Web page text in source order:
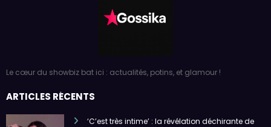
Le cœur du showbiz bat ici : actualités, potins, et glamour !
ARTICLES RÉCENTS
‘C’est très intime’ : la révélation déchirante de